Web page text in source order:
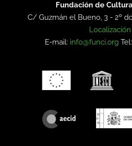
Fundación de
C/ Guzmán el Bueno, 3 - 2º
Localización
E-mail: info@funci.org